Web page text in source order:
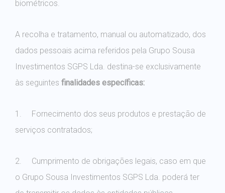
A recolha e tratamento, manual ou automatizado, dos
dados pessoais acima referidos pela Grupo Sousa
Investimentos SGPS Lda. destina-se exclusivamente
às seguintes finalidades específicas:
1. Fornecimento dos seus produtos e prestação de
serviços contratados;
2. Cumprimento de obrigações legais, caso em que
o Grupo Sousa Investimentos SGPS Lda. poderá ter
de transmitir os dados às entidades públicas